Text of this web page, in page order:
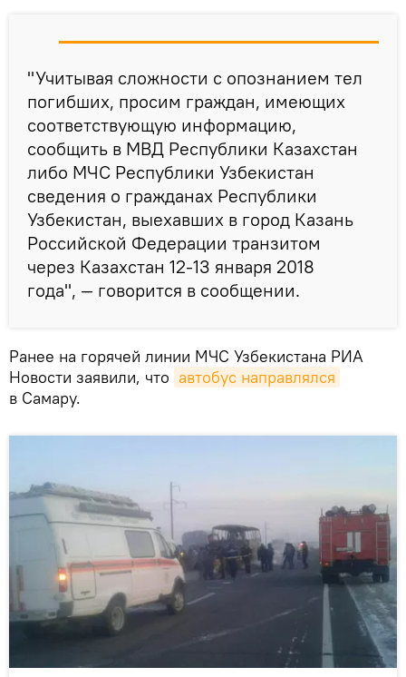
"Учитывая сложности с опознанием тел
погибших, просим граждан, имеющих
соответствующую информацию,
сообщить в МВД Республики Казахстан
либо МЧС Республики Узбекистан
сведения о гражданах Республики
Узбекистан, выехавших в город Казань
Российской Федерации транзитом
через Казахстан 12-13 января 2018
года", — говорится в сообщении.
Ранее на горячей линии МЧС Узбекистана РИА
Новости заявили, что автобус направлялся
в Самару.